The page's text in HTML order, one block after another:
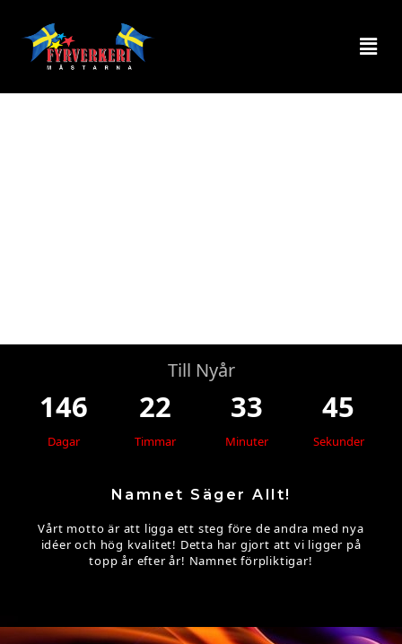
Till Nyår
146
Dagar
22
Timmar
33
Minuter
44
Sekunder
Namnet Säger Allt!
Vårt motto är att ligga ett steg före de andra med nya
idéer och hög kvalitet! Detta har gjort att vi ligger på
topp år efter år! Namnet förpliktigar!